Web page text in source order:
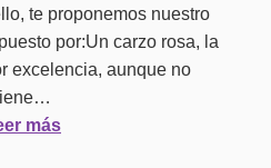
te proponemos nuestro
por:Un carzo rosa, la
excelencia, aunque no
más